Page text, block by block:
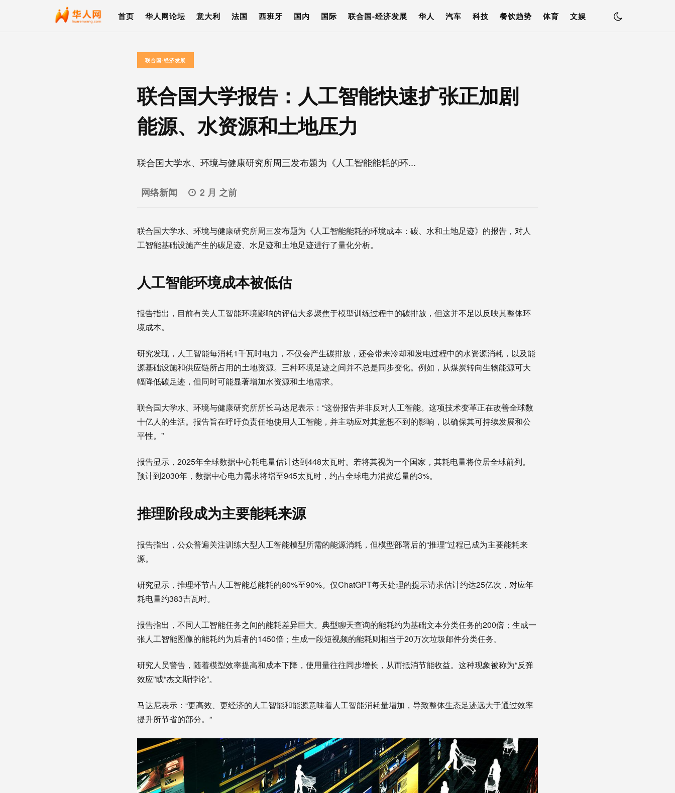
首页 华人网论坛 意大利 法国 西班牙 国内 国际 联合国-经济发展 华人 汽车 科技 餐饮趋势 体育 文娱
联合国-经济发展
联合国大学报告：人工智能快速扩张正加剧
能源、水资源和土地压力
联合国大学水、环境与健康研究所周三发布题为《人工智能能耗的环...
网络新闻 2 月 之前
联合国大学水、环境与健康研究所周三发布题为《人工智能能耗的环境成本：碳、水和土地足迹》的报告，对人
工智能基础设施产生的碳足迹、水足迹和土地足迹进行了量化分析。
人工智能环境成本被低估
报告指出，目前有关人工智能环境影响的评估大多聚焦于模型训练过程中的碳排放，但这并不足以反映其整体环
境成本。
研究发现，人工智能每消耗1千瓦时电力，不仅会产生碳排放，还会带来冷却和发电过程中的水资源消耗，以及能
源基础设施和供应链所占用的土地资源。三种环境足迹之间并不总是同步变化。例如，从煤炭转向生物能源可大
幅降低碳足迹，但同时可能显著增加水资源和土地需求。
联合国大学水、环境与健康研究所所长马达尼表示：“这份报告并非反对人工智能。这项技术变革正在改善全球数
十亿人的生活。报告旨在呼吁负责任地使用人工智能，并主动应对其意想不到的影响，以确保其可持续发展和公
平性。”
报告显示，2025年全球数据中心耗电量估计达到448太瓦时。若将其视为一个国家，其耗电量将位居全球前列。
预计到2030年，数据中心电力需求将增至945太瓦时，约占全球电力消费总量的3%。
推理阶段成为主要能耗来源
报告指出，公众普遍关注训练大型人工智能模型所需的能源消耗，但模型部署后的“推理”过程已成为主要能耗来
源。
研究显示，推理环节占人工智能总能耗的80%至90%。仅ChatGPT每天处理的提示请求估计约达25亿次，对应年
耗电量约383吉瓦时。
报告指出，不同人工智能任务之间的能耗差异巨大。典型聊天查询的能耗约为基础文本分类任务的200倍；生成一
张人工智能图像的能耗约为后者的1450倍；生成一段短视频的能耗则相当于20万次垃圾邮件分类任务。
研究人员警告，随着模型效率提高和成本下降，使用量往往同步增长，从而抵消节能收益。这种现象被称为“反弹
效应”或“杰文斯悖论”。
马达尼表示：“更高效、更经济的人工智能和能源意味着人工智能消耗量增加，导致整体生态足迹远大于通过效率
提升所节省的部分。”